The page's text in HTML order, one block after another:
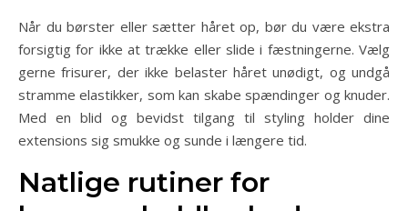
Når du børster eller sætter håret op, bør du være ekstra
forsigtig for ikke at trække eller slide i fæstningerne. Vælg
gerne frisurer, der ikke belaster håret unødigt, og undgå
stramme elastikker, som kan skabe spændinger og knuder.
Med en blid og bevidst tilgang til styling holder dine
extensions sig smukke og sunde i længere tid.
Natlige rutiner for